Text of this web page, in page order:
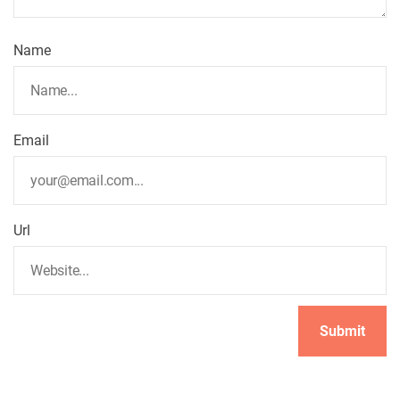
Name
Email
Url